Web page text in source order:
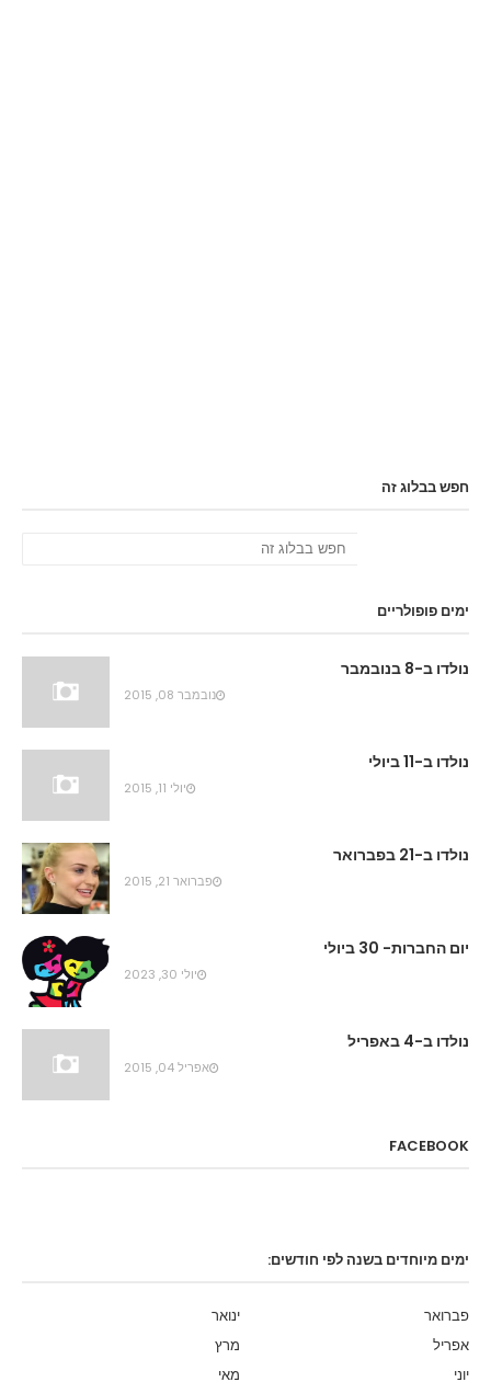
חפש בבלוג זה
ימים פופולריים
נולדו ב-8 בנובמבר
נובמבר 08, 2015
נולדו ב-11 ביולי
יולי 11, 2015
נולדו ב-21 בפברואר
פברואר 21, 2015
יום החברות- 30 ביולי
יולי 30, 2023
נולדו ב-4 באפריל
אפריל 04, 2015
FACEBOOK
ימים מיוחדים בשנה לפי חודשים:
ינואר
פברואר
מרץ
אפריל
מאי
יוני